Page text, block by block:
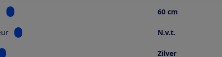
Bekijk informatie voor Breedte 60 cm
Bekijk informatie voor Sleepdeur N.v.t.
informatie voor Kleur Zilver